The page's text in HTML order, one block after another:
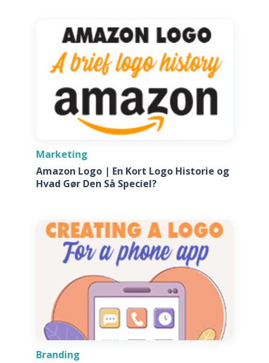
Marketing
Amazon Logo | En Kort Logo Historie og
Hvad Gør Den Så Speciel?
Branding